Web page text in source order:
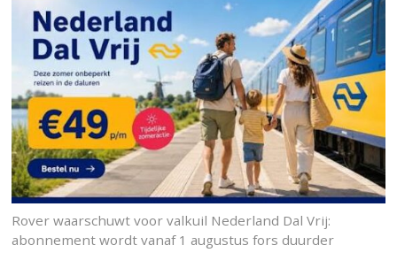
Rover waarschuwt voor valkuil Nederland Dal Vrij:
abonnement wordt vanaf 1 augustus fors duurder